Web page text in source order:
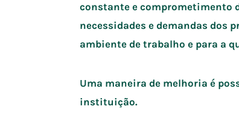
constante e comprometimento
necessidades e demandas dos
ambiente de trabalho e para a
Uma maneira de melhoria é
instituição.